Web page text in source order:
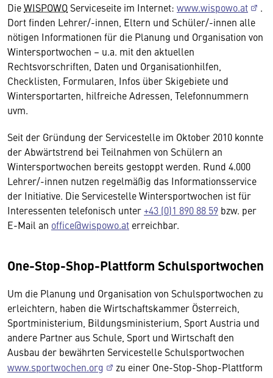
DieWISPOWO Serviceseite im Internet: www.wispowo.at
.
Dort finden Lehrer/-innen, Eltern und Schüler/-innen alle
nötigen Informationen für die Planung und Organisation von
Wintersportwochen – u.a. mit den aktuellen
Rechtsvorschriften, Daten und Organisationhilfen,
Checklisten, Formularen, Infos über Skigebiete und
Wintersportarten, hilfreiche Adressen, Telefonnummern
uvm.
Seit der Gründung der Servicestelle im Oktober 2010 konnte
der Abwärtstrend bei Teilnahmen von Schülern an
Wintersportwochen bereits gestoppt werden. Rund 4.000
Lehrer/-innen nutzen regelmäßig das Informationsservice
der Initiative. Die Servicestelle Wintersportwochen ist für
Interessenten telefonisch unter+43 (0)1 890 88 59 bzw. per
E-Mail an office@wispowo.at erreichbar.
One-Stop-Shop-Plattform Schulsportwochen
Um die Planung und Organisation von Schulsportwochen zu
erleichtern, haben die Wirtschaftskammer Österreich,
Sportministerium, Bildungsministerium, Sport Austria und
andere Partner aus Schule, Sport und Wirtschaft den
Ausbau der bewährten Servicestelle Schulsportwochen
www.sportwochen.org
zu einer One-Stop-Shop-Plattform